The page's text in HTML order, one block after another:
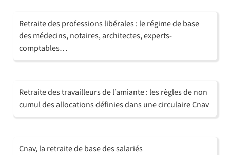
Retraite des professions libérales : le régime de base
des médecins, notaires, architectes, experts-
comptables…
Retraite des travailleurs de l’amiante : les règles de non
cumul des allocations définies dans une circulaire Cnav
Cnav, la retraite de base des salariés